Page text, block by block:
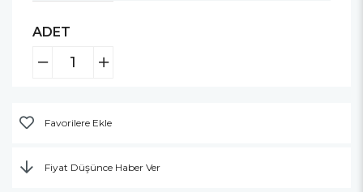
ADET
Favorilere Ekle
Fiyat Düşünce Haber Ver